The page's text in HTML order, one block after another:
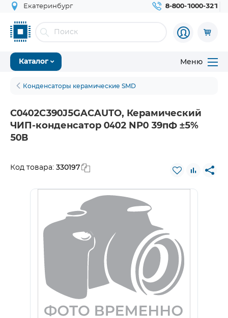
Екатеринбург 8-800-1000-321
Каталог Меню
Конденсаторы керамические SMD
C0402C390J5GACAUTO, Керамический
ЧИП-конденсатор 0402 NP0 39пФ ±5%
50В
Код товара: 330197